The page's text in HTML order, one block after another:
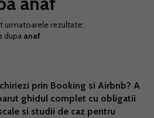
urmatoarele rezultate:
dupa anaf
prin Booking si Airbnb? A
ghidul complet cu obligatii
si studii de caz pentru